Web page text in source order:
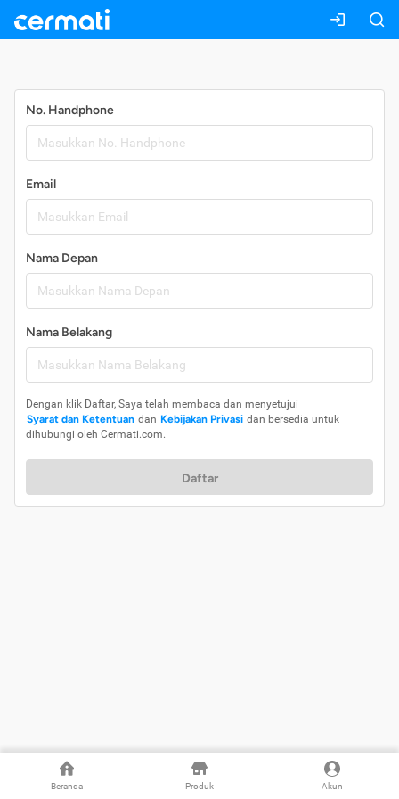
Beranda Produk Akun
No. Handphone
Email
Nama Depan
Nama Belakang
Dengan klik Daftar, Saya telah membaca dan menyetujui
Syarat dan Ketentuan dan Kebijakan Privasi dan bersedia untuk
dihubungi oleh Cermati.com.
Daftar